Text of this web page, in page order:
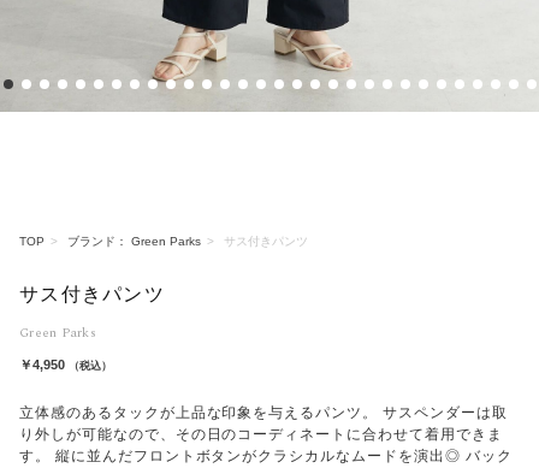
TOP ブランド： Green Parks サス付きパンツ
サス付きパンツ
Green Parks
￥4,950 （税込）
立体感のあるタックが上品な印象を与えるパンツ。 サスペンダーは取
り外しが可能なので、その日のコーディネートに合わせて着用できま
す。 縦に並んだフロントボタンがクラシカルなムードを演出◎ バック
1 2 3 4 5 6 7 8 9 10 11 12 13 14 15 16 17 18 19 20 21 22 23 24 25 26 27 28 29